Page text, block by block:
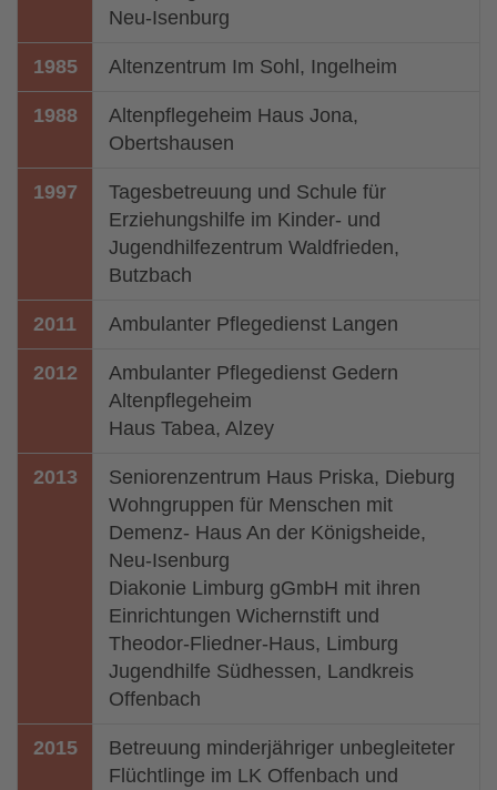
Neu-Isenburg
1985 Altenzentrum Im Sohl, Ingelheim
1988
Altenpflegeheim Haus Jona,
Obertshausen
1997
Tagesbetreuung und Schule für
Erziehungshilfe im Kinder- und
Jugendhilfezentrum Waldfrieden,
Butzbach
2011 Ambulanter Pflegedienst Langen
2012
Ambulanter Pflegedienst Gedern
Altenpflegeheim
Haus Tabea, Alzey
2013
Seniorenzentrum Haus Priska, Dieburg
Wohngruppen für Menschen mit
Demenz- Haus An der Königsheide,
Neu-Isenburg
Diakonie Limburg gGmbH mit ihren
Einrichtungen Wichernstift und
Theodor-Fliedner-Haus, Limburg
Jugendhilfe Südhessen, Landkreis
Offenbach
2015
Betreuung minderjähriger unbegleiteter
Flüchtlinge im LK Offenbach und